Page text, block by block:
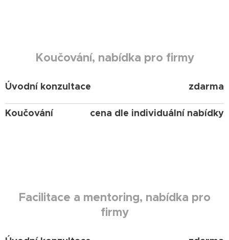
Koučování, nabídka pro firmy
Úvodní konzultace zdarma
Koučování cena dle individuální nabídky
Facilitace a mentoring, nabídka pro
firmy